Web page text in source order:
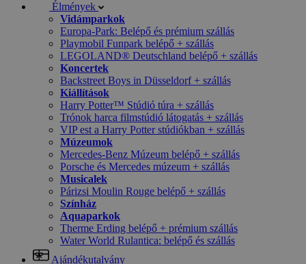
Élmények
Vidámparkok
Europa-Park: Belépő és prémium szállás
Playmobil Funpark belépő + szállás
LEGOLAND® Deutschland belépő + szállás
Koncertek
Backstreet Boys in Düsseldorf + szállás
Kiállítások
Harry Potter™ Stúdió túra + szállás
Trónok harca filmstúdió látogatás + szállás
VIP est a Harry Potter stúdiókban + szállás
Múzeumok
Mercedes-Benz Múzeum belépő + szállás
Porsche és Mercedes múzeum + szállás
Musicalek
Párizsi Moulin Rouge belépő + szállás
Színház
Aquaparkok
Therme Erding belépő + prémium szállás
Water World Rulantica: belépő és szállás
Ajándékutalvány